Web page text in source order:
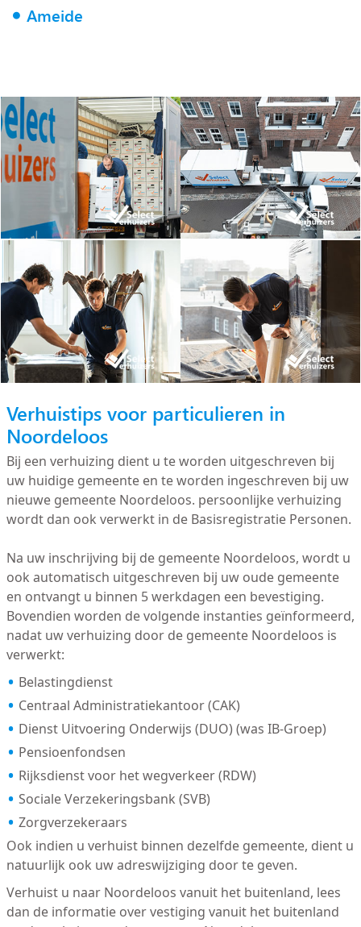
Ameide
Verhuistips voor particulieren in
Noordeloos
Bij een verhuizing dient u te worden uitgeschreven bij
uw huidige gemeente en te worden ingeschreven bij uw
nieuwe gemeente Noordeloos. persoonlijke verhuizing
wordt dan ook verwerkt in de Basisregistratie Personen.
Na uw inschrijving bij de gemeente Noordeloos, wordt u
ook automatisch uitgeschreven bij uw oude gemeente
en ontvangt u binnen 5 werkdagen een bevestiging.
Bovendien worden de volgende instanties geïnformeerd,
nadat uw verhuizing door de gemeente Noordeloos is
verwerkt:
Belastingdienst
Centraal Administratiekantoor (CAK)
Dienst Uitvoering Onderwijs (DUO) (was IB-Groep)
Pensioenfondsen
Rijksdienst voor het wegverkeer (RDW)
Sociale Verzekeringsbank (SVB)
Zorgverzekeraars
Ook indien u verhuist binnen dezelfde gemeente, dient u
natuurlijk ook uw adreswijziging door te geven.
Verhuist u naar Noordeloos vanuit het buitenland, lees
dan de informatie over vestiging vanuit het buitenland